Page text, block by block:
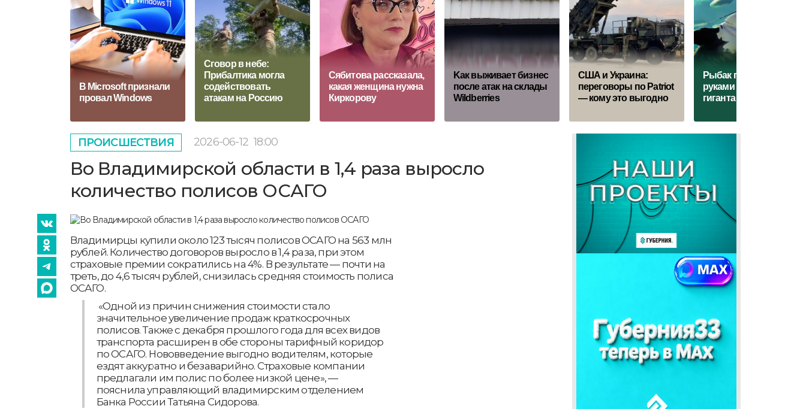
В Microsoft признали
провал Windows
Сговор в небе:
Прибалтика могла
содействовать
атакам на Россию
Сябитова рассказала,
какая женщина нужна
Киркорову
Kак выживает бизнес
после атак на склады
Wildberries
США и Украина:
переговоры по Patriot
— кому это выгодно
Рыбак голыми
руками поймал сома-
гиганта - детали
ПРОИСШЕСТВИЯ 2026-06-12 18:00
Во Владимирской области в 1,4 раза выросло
количество полисов ОСАГО
Владимирцы купили около 123 тысяч полисов ОСАГО на 563 млн
рублей. Количество договоров выросло в 1,4 раза, при этом
страховые премии сократились на 4%. В результате — почти на
треть, до 4,6 тысяч рублей, снизилась средняя стоимость полиса
ОСАГО.
«Одной из причин снижения стоимости стало
значительное увеличение продаж краткосрочных
полисов. Также с декабря прошлого года для всех видов
транспорта расширен в обе стороны тарифный коридор
по ОСАГО. Нововведение выгодно водителям, которые
ездят аккуратно и безаварийно. Страховые компании
предлагали им полис по более низкой цене», —
пояснила управляющий владимирским отделением
Банка России Татьяна Сидорова.